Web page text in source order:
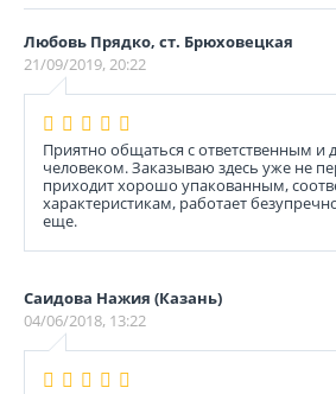
Любовь Прядко, ст. Брюховецкая
21/09/2019, 20:22
Приятно общаться с ответственным
человеком. Заказываю здесь уже не
приходит хорошо упакованным,
характеристикам, работает
еще.
Саидова Нажия (Казань)
04/06/2018, 13:22